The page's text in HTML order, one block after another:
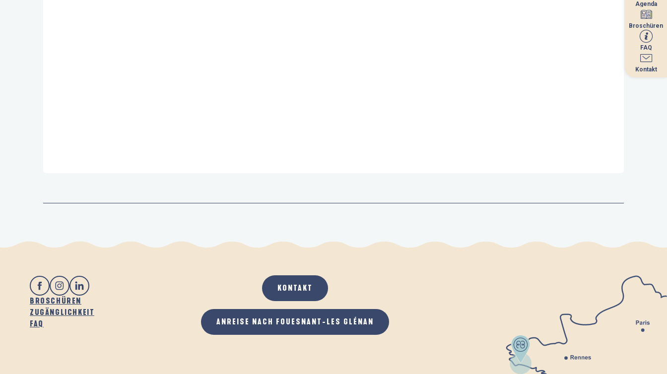
Agenda
Broschüren
FAQ
Kontakt
Kontakt
BROSCHÜREN
ZUGÄNGLICHKEIT
FAQ
KONTAKT
ANREISE NACH FOUESNANT-LES GLÉNAN